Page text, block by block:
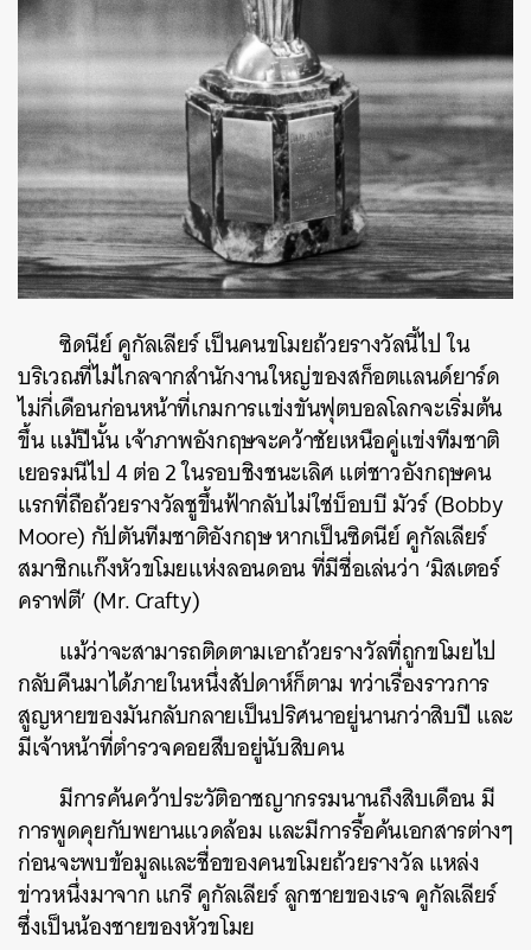
ซิดนีย์ คูกัลเลียร์ เป็นคนขโมยถ้วยรางวัลนี้ไป ใน
บริเวณที่ไม่ไกลจากสำนักงานใหญ่ของสก็อตแลนด์ยาร์ด
ไม่กี่เดือนก่อนหน้าที่เกมการแข่งขันฟุตบอลโลกจะเริ่มต้น
ขึ้น แม้ปีนั้น เจ้าภาพอังกฤษจะคว้าชัยเหนือคู่แข่งทีมชาติ
เยอรมนีไป 4 ต่อ 2 ในรอบชิงชนะเลิศ แต่ชาวอังกฤษคน
แรกที่ถือถ้วยรางวัลชูขึ้นฟ้ากลับไม่ใช่บ็อบบี มัวร์ (Bobby
Moore) กัปตันทีมชาติอังกฤษ หากเป็นซิดนีย์ คูกัลเลียร์
สมาชิกแก๊งหัวขโมยแห่งลอนดอน ที่มีชื่อเล่นว่า ‘มิสเตอร์
คราฟตี’ (Mr. Crafty)
แม้ว่าจะสามารถติดตามเอาถ้วยรางวัลที่ถูกขโมยไป
กลับคืนมาได้ภายในหนึ่งสัปดาห์ก็ตาม ทว่าเรื่องราวการ
สูญหายของมันกลับกลายเป็นปริศนาอยู่นานกว่าสิบปี และ
มีเจ้าหน้าที่ตำรวจคอยสืบอยู่นับสิบคน
มีการค้นคว้าประวัติอาชญากรรมนานถึงสิบเดือน มี
การพูดคุยกับพยานแวดล้อม และมีการรื้อค้นเอกสารต่างๆ
ก่อนจะพบข้อมูลและชื่อของคนขโมยถ้วยรางวัล แหล่ง
ข่าวหนึ่งมาจาก แกรี คูกัลเลียร์ ลูกชายของเรจ คูกัลเลียร์
ซึ่งเป็นน้องชายของหัวขโมย